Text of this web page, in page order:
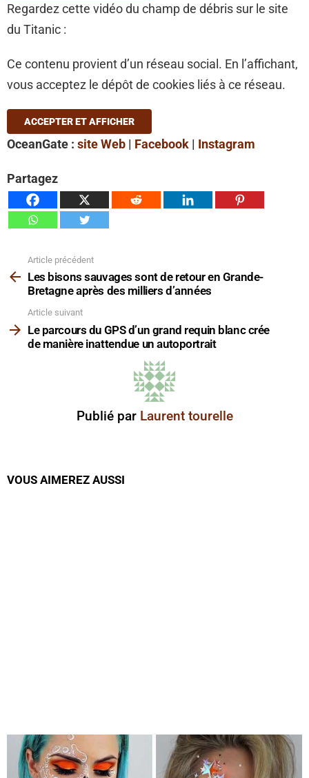
Regardez cette vidéo du champ de débris sur le site
du Titanic :
Ce contenu provient d’un réseau social. En l’affichant,
vous acceptez le dépôt de cookies liés à ce réseau.
ACCEPTER ET AFFICHER
OceanGate : site Web | Facebook | Instagram
Partagez
plus
Article précédent
Les bisons sauvages sont de retour en Grande-
Bretagne après des milliers d’années
Article suivant
Le parcours du GPS d’un grand requin blanc crée
de manière inattendue un autoportrait
Publié par Laurent tourelle
VOUS AIMEREZ AUSSI